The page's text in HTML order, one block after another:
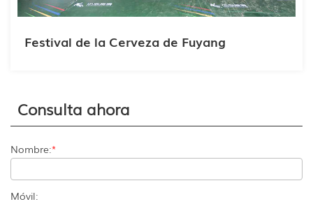
Festival de la Cerveza de Fuyang
Consulta ahora
Nombre:*
Móvil: